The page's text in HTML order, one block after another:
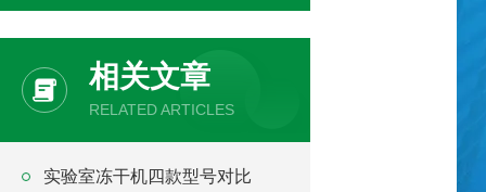
相关文章
RELATED ARTICLES
实验室冻干机四款型号对比